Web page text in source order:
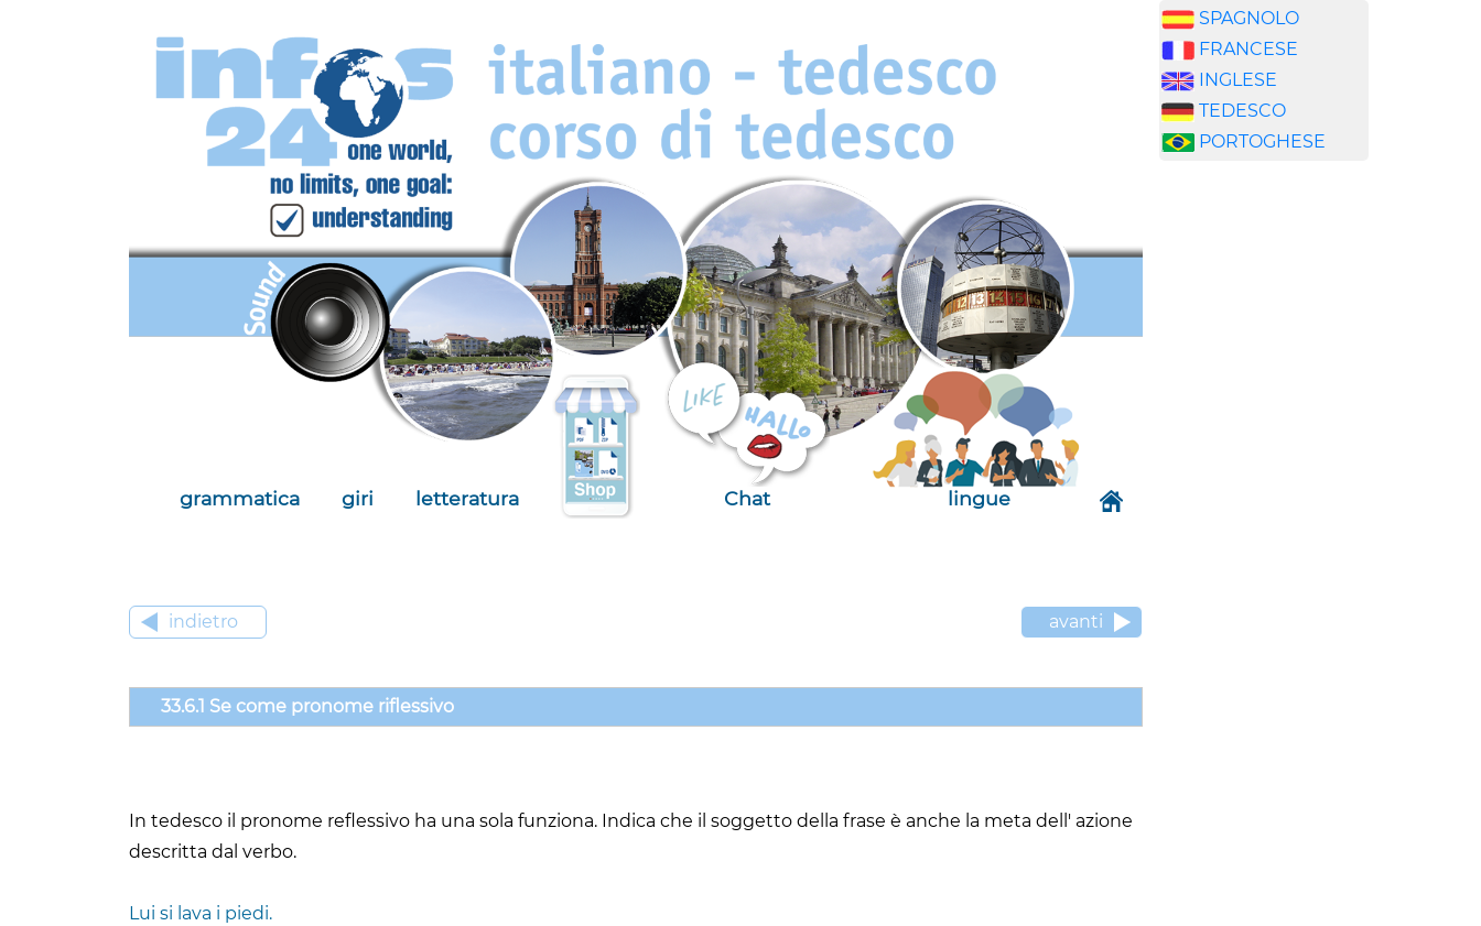
grammatica giri letteratura Chat lingue
indietro avanti
33.6.1 Se come pronome riflessivo
In tedesco il pronome reflessivo ha una sola funziona. Indica che il soggetto della frase è anche la meta dell' azione
descritta dal verbo.
Lui si lava i piedi.
SPAGNOLO
FRANCESE
INGLESE
TEDESCO
PORTOGHESE